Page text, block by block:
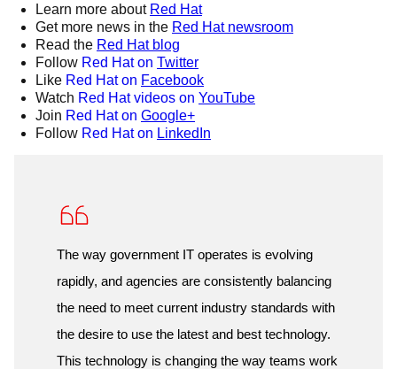
Learn more about Red Hat
Get more news in the Red Hat newsroom
Read the Red Hat blog
Follow Red Hat on Twitter
Like Red Hat on Facebook
Watch Red Hat videos on YouTube
Join Red Hat on Google+
Follow Red Hat on LinkedIn
The way government IT operates is evolving
rapidly, and agencies are consistently balancing
the need to meet current industry standards with
the desire to use the latest and best technology.
This technology is changing the way teams work